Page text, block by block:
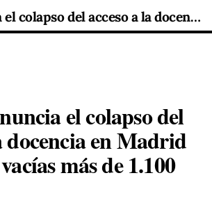
CCOO denuncia el colapso del acceso a la docencia en Madrid tras dejar vacías más de 1.100 plazas
el colapso del
docencia en Madrid
más de 1.100